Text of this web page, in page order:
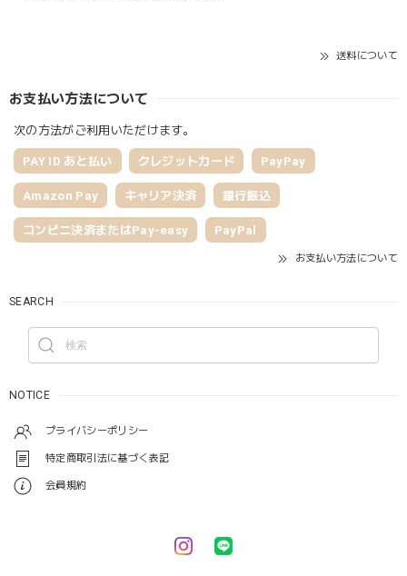
送料について
お支払い方法について
次の方法がご利用いただけます。
PAY ID あと払い クレジットカード PayPay
Amazon Pay キャリア決済 銀行振込
コンビニ決済またはPay-easy PayPal
お支払い方法について
SEARCH
NOTICE
プライバシーポリシー
特定商取引法に基づく表記
会員規約